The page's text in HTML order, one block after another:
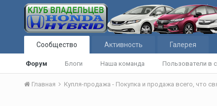
Сообщество
Форум Блоги Наша команда Пользователи в
Активность Галерея
Главная Купля-продажа - Покупка и продажа всего, что